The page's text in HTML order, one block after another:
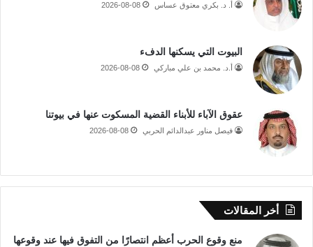
أ. د. بكري معتوق عساس 2026-08-08
البيوت التي يسكنها الدفء
أ.د. محمد بن علي مباركي 2026-08-08
عقوق الآباء للأبناء القضية المسكوت عنها في بيوتنا
فيصل مناور عبدالدائم الحربي 2026-08-08
أخر المقالات
منع وقوع الحرب أعظم انتصارًا من التفوق فيها عند وقوعها